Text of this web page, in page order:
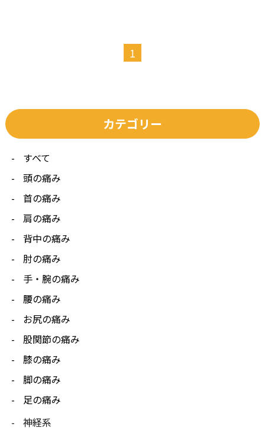
1
カテゴリー
すべて
頭の痛み
首の痛み
肩の痛み
背中の痛み
肘の痛み
手・腕の痛み
腰の痛み
お尻の痛み
股関節の痛み
膝の痛み
脚の痛み
足の痛み
神経系